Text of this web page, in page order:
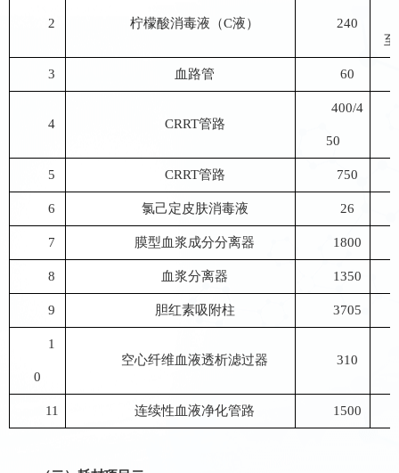
2 柠檬酸消毒液（C液）
240
3 血路管 60
4 CRRT管路
400/4
50
5 CRRT管路 750
6 氯己定皮肤消毒液 26
7 膜型血浆成分分离器 1800
8 血浆分离器 1350
9 胆红素吸附柱 3705
1
0
空心纤维血液透析滤过器 310
11 连续性血液净化管路 1500